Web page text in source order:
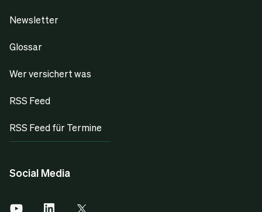
Newsletter
Glossar
Wer versichert was
RSS Feed
RSS Feed für Termine
Social Media